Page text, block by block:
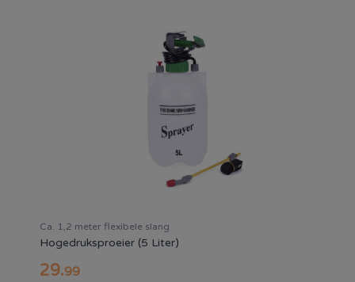
Ca. 1,2 meter flexibele slang
Hogedruksproeier (5 Liter)
29.99